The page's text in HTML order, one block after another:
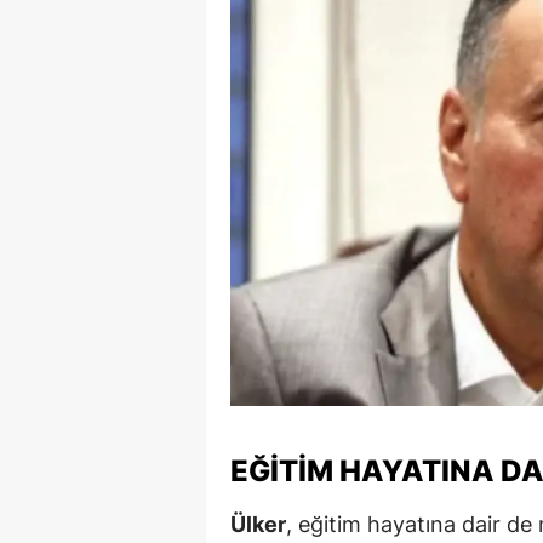
EĞITIM HAYATINA
Ülker, eğitim hayatına dair de